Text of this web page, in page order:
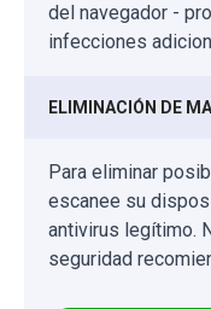
del navegador -
infecciones
ELIMINACIÓN DE
Para eliminar
escanee su
antivirus legítimo.
seguridad